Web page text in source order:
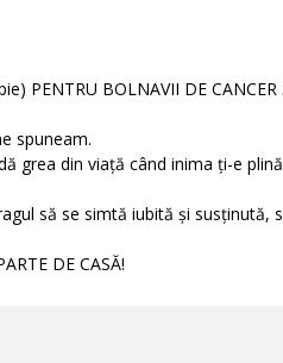
PENTRU BOLNAVII DE
spuneam.
grea din viață când inima ți-e
să se simtă iubită și susținută,
DE CASĂ!